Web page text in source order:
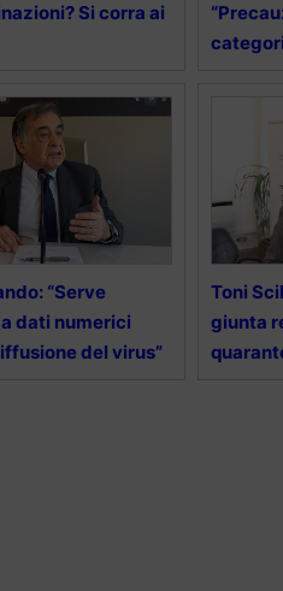
Si corra ai
“Serve
dati numerici
del virus”
Toni
giunta